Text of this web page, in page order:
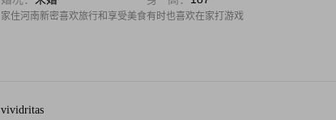
家住河南新密喜欢旅行和享受美食有时也喜欢在家打游戏
vividritas